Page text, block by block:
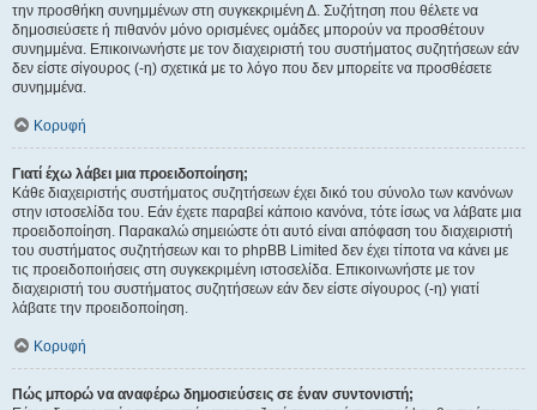
την προσθήκη συνημμένων στη συγκεκριμένη Δ. Συζήτηση που θέλετε να
δημοσιεύσετε ή πιθανόν μόνο ορισμένες ομάδες μπορούν να προσθέτουν
συνημμένα. Επικοινωνήστε με τον διαχειριστή του συστήματος συζητήσεων εάν
δεν είστε σίγουρος (-η) σχετικά με το λόγο που δεν μπορείτε να προσθέσετε
συνημμένα.
Κορυφή
Γιατί έχω λάβει μια προειδοποίηση;
Κάθε διαχειριστής συστήματος συζητήσεων έχει δικό του σύνολο των κανόνων
στην ιστοσελίδα του. Εάν έχετε παραβεί κάποιο κανόνα, τότε ίσως να λάβατε μια
προειδοποίηση. Παρακαλώ σημειώστε ότι αυτό είναι απόφαση του διαχειριστή
του συστήματος συζητήσεων και το phpBB Limited δεν έχει τίποτα να κάνει με
τις προειδοποιήσεις στη συγκεκριμένη ιστοσελίδα. Επικοινωνήστε με τον
διαχειριστή του συστήματος συζητήσεων εάν δεν είστε σίγουρος (-η) γιατί
λάβατε την προειδοποίηση.
Κορυφή
Πώς μπορώ να αναφέρω δημοσιεύσεις σε έναν συντονιστή;